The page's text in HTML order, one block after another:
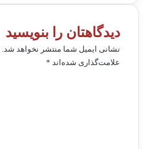
دیدگاهتان را بنویسید
نشانی ایمیل شما منتشر نخواهد شد.
علامت‌گذاری شده‌اند *